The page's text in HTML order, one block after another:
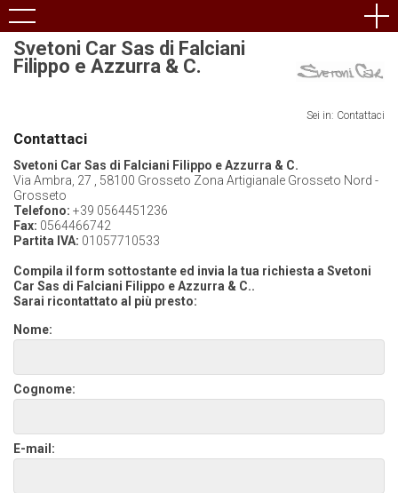
Svetoni Car Sas di Falciani
Filippo e Azzurra & C.
Sei in: Contattaci
Contattaci
Svetoni Car Sas di Falciani Filippo e Azzurra & C.
Via Ambra, 27 , 58100 Grosseto Zona Artigianale Grosseto Nord -
Grosseto
Telefono: +39 0564451236
Fax: 0564466742
Partita IVA: 01057710533
Compila il form sottostante ed invia la tua richiesta a Svetoni
Car Sas di Falciani Filippo e Azzurra & C..
Sarai ricontattato al più presto:
Nome:
Cognome:
E-mail: